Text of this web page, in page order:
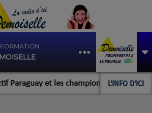
L'INFO D'ICI
Paraguay et les championnats du